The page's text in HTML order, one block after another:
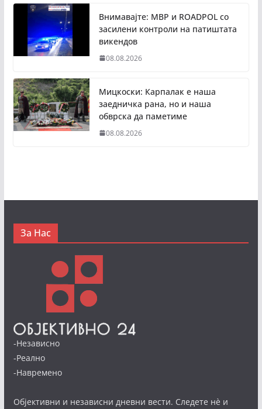
Внимавајте: МВР и ROADPOL со
засилени контроли на патиштата
викендов
08.08.2026
Мицкоски: Карпалак е наша
заедничка рана, но и наша
обврска да паметиме
08.08.2026
За Нас
-Независно
-Реално
-Навремено
Објективни и независни дневни вести. Следете нè и